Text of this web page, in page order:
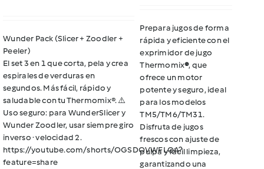
$199.990.
actual
$139.990.
Wunder Pack (Slicer + Zoodler +
Peeler)
El set 3 en 1 que corta, pela y crea
espirales de verduras en
segundos. Más fácil, rápido y
saludable con tu Thermomix®. ⚠️
Uso seguro: para WunderSlicer y
Wunder Zoodler, usar siempregiro
inverso · velocidad 2.
https://youtube.com/shorts/OGSDOVWFLQA?
feature=share
Prepara jugos de forma
rápida y eficiente con el
exprimidor de jugo
Thermomix®, que
ofrece un motor
potente y seguro, ideal
para los modelos
TM5/TM6/TM31.
Disfruta de jugos
frescos con ajuste de
pulpa y fácil limpieza,
garantizando una